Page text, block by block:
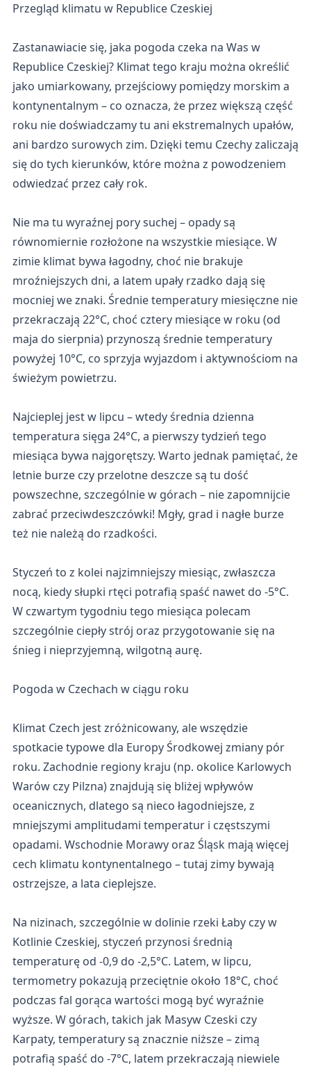
Przegląd klimatu w Republice Czeskiej
Zastanawiacie się, jaka pogoda czeka na Was w
Republice Czeskiej? Klimat tego kraju można określić
jako umiarkowany, przejściowy pomiędzy morskim a
kontynentalnym – co oznacza, że przez większą część
roku nie doświadczamy tu ani ekstremalnych upałów,
ani bardzo surowych zim. Dzięki temu Czechy zaliczają
się do tych kierunków, które można z powodzeniem
odwiedzać przez cały rok.
Nie ma tu wyraźnej pory suchej – opady są
równomiernie rozłożone na wszystkie miesiące. W
zimie klimat bywa łagodny, choć nie brakuje
mroźniejszych dni, a latem upały rzadko dają się
mocniej we znaki. Średnie temperatury miesięczne nie
przekraczają 22°C, choć cztery miesiące w roku (od
maja do sierpnia) przynoszą średnie temperatury
powyżej 10°C, co sprzyja wyjazdom i aktywnościom na
świeżym powietrzu.
Najcieplej jest w lipcu – wtedy średnia dzienna
temperatura sięga 24°C, a pierwszy tydzień tego
miesiąca bywa najgorętszy. Warto jednak pamiętać, że
letnie burze czy przelotne deszcze są tu dość
powszechne, szczególnie w górach – nie zapomnijcie
zabrać przeciwdeszczówki! Mgły, grad i nagłe burze
też nie należą do rzadkości.
Styczeń to z kolei najzimniejszy miesiąc, zwłaszcza
nocą, kiedy słupki rtęci potrafią spaść nawet do -5°C.
W czwartym tygodniu tego miesiąca polecam
szczególnie ciepły strój oraz przygotowanie się na
śnieg i nieprzyjemną, wilgotną aurę.
Pogoda w Czechach w ciągu roku
Klimat Czech jest zróżnicowany, ale wszędzie
spotkacie typowe dla Europy Środkowej zmiany pór
roku. Zachodnie regiony kraju (np. okolice Karlowych
Warów czy Pilzna) znajdują się bliżej wpływów
oceanicznych, dlatego są nieco łagodniejsze, z
mniejszymi amplitudami temperatur i częstszymi
opadami. Wschodnie Morawy oraz Śląsk mają więcej
cech klimatu kontynentalnego – tutaj zimy bywają
ostrzejsze, a lata cieplejsze.
Na nizinach, szczególnie w dolinie rzeki Łaby czy w
Kotlinie Czeskiej, styczeń przynosi średnią
temperaturę od -0,9 do -2,5°C. Latem, w lipcu,
termometry pokazują przeciętnie około 18°C, choć
podczas fal gorąca wartości mogą być wyraźnie
wyższe. W górach, takich jak Masyw Czeski czy
Karpaty, temperatury są znacznie niższe – zimą
potrafią spaść do -7°C, latem przekraczają niewiele